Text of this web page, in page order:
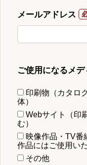
メールアドレス
ご使用になるメデ
印刷物（カタロ
体）
Webサイト（印
む）
映像作品・TV番
作品にはご使用い
その他